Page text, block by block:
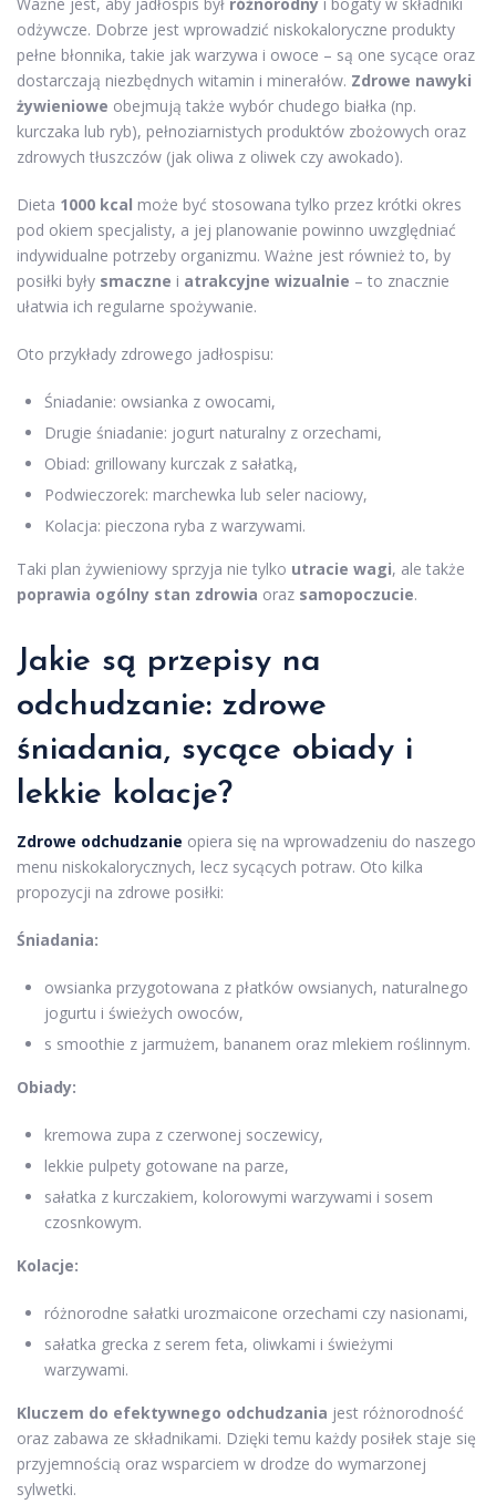
odżywcze. Dobrze jest wprowadzić niskokaloryczne produkty
pełne błonnika, takie jak warzywa i owoce – są one sycące oraz
dostarczają niezbędnych witamin i minerałów. Zdrowe nawyki
żywieniowe obejmują także wybór chudego białka (np.
kurczaka lub ryb), pełnoziarnistych produktów zbożowych oraz
zdrowych tłuszczów (jak oliwa z oliwek czy awokado).
Dieta 1000 kcal może być stosowana tylko przez krótki okres
pod okiem specjalisty, a jej planowanie powinno uwzględniać
indywidualne potrzeby organizmu. Ważne jest również to, by
posiłki były smaczne i atrakcyjne wizualnie – to znacznie
ułatwia ich regularne spożywanie.
Oto przykłady zdrowego jadłospisu:
Śniadanie: owsianka z owocami,
Drugie śniadanie: jogurt naturalny z orzechami,
Obiad: grillowany kurczak z sałatką,
Podwieczorek: marchewka lub seler naciowy,
Kolacja: pieczona ryba z warzywami.
Taki plan żywieniowy sprzyja nie tylko utracie wagi, ale także
poprawia ogólny stan zdrowia oraz samopoczucie.
Jakie są przepisy na
odchudzanie: zdrowe
śniadania, sycące obiady i
lekkie kolacje?
Zdrowe odchudzanie opiera się na wprowadzeniu do naszego
menu niskokalorycznych, lecz sycących potraw. Oto kilka
propozycji na zdrowe posiłki:
Śniadania:
owsianka przygotowana z płatków owsianych, naturalnego
jogurtu i świeżych owoców,
s smoothie z jarmużem, bananem oraz mlekiem roślinnym.
Obiady:
kremowa zupa z czerwonej soczewicy,
lekkie pulpety gotowane na parze,
sałatka z kurczakiem, kolorowymi warzywami i sosem
czosnkowym.
Kolacje:
różnorodne sałatki urozmaicone orzechami czy nasionami,
sałatka grecka z serem feta, oliwkami i świeżymi
warzywami.
Kluczem do efektywnego odchudzania jest różnorodność
oraz zabawa ze składnikami. Dzięki temu każdy posiłek staje się
przyjemnością oraz wsparciem w drodze do wymarzonej
sylwetki.